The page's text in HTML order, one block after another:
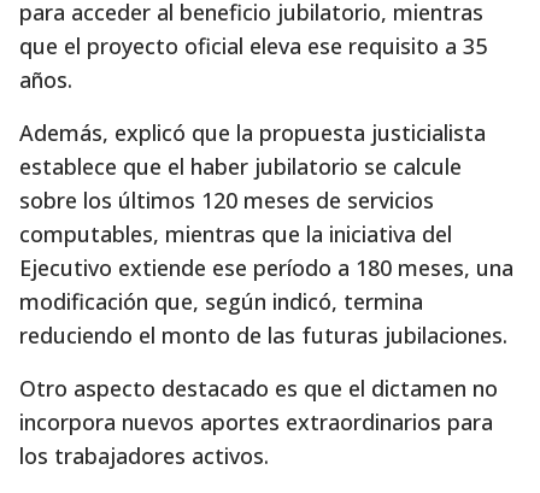
para acceder al beneficio jubilatorio, mientras
que el proyecto oficial eleva ese requisito a 35
años.
Además, explicó que la propuesta justicialista
establece que el haber jubilatorio se calcule
sobre los últimos 120 meses de servicios
computables, mientras que la iniciativa del
Ejecutivo extiende ese período a 180 meses, una
modificación que, según indicó, termina
reduciendo el monto de las futuras jubilaciones.
Otro aspecto destacado es que el dictamen no
incorpora nuevos aportes extraordinarios para
los trabajadores activos.